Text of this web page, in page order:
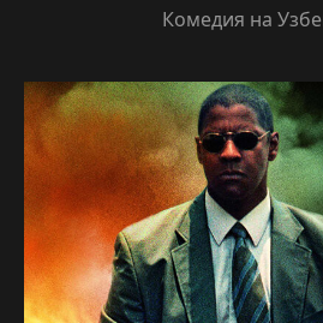
Комедия на